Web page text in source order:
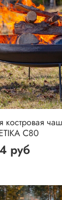
костровая
C80
руб